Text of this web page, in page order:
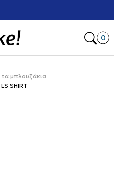
0
μπλουζάκια
SHIRT